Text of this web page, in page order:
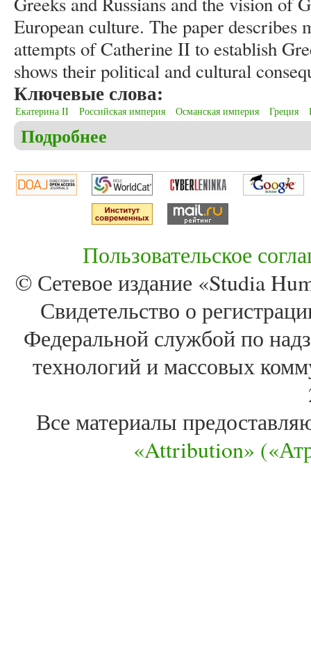
European culture. The paper
attempts of Catherine II to establish
shows their political and cultural
Ключевые слова:
Екатерина II Российская империя Османская империя Греция
Подробнее
Пользовательское
© Сетевое издание «Studia
Свидетельство о
Федеральной службой по
технологий и массовых
Все материалы
«Attribution»